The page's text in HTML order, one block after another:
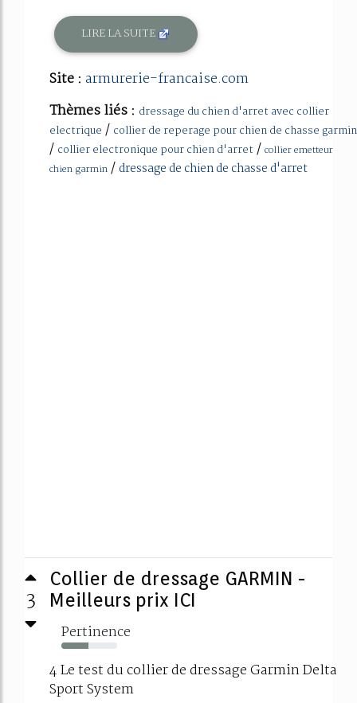
LIRE LA SUITE
Site : armurerie-francaise.com
Thèmes liés : dressage du chien d'arret avec collier
electrique / collier de reperage pour chien de chasse garmin
/ collier electronique pour chien d'arret / collier emetteur
chien garmin / dressage de chien de chasse d'arret
3
Collier de dressage GARMIN -
Meilleurs prix ICI
Pertinence
49%
4 Le test du collier de dressage Garmin Delta
Sport System